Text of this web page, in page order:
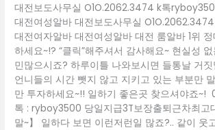
대전보도사무실 O1O.2062.3474 k톡
대전여성알바 대전보도사무실
대전여자알바 대전여성알바 대전 룸알바 1위
하세요~!? “클릭”해주셔서 감사해요~ 현실성
민많으시죠? 하루이틀 나와보시면 들통날 거
언니들의 시간 뺏지 않고 지키고 있는 부분만
만 투자하세요~!! 일하기 좋은곳 찾으셔야죠
톡 : ryboy3500 당일지급3T보장출퇴근차최고
말~】 일하다 보면 이런저런일 많죠?.. 같이 웃